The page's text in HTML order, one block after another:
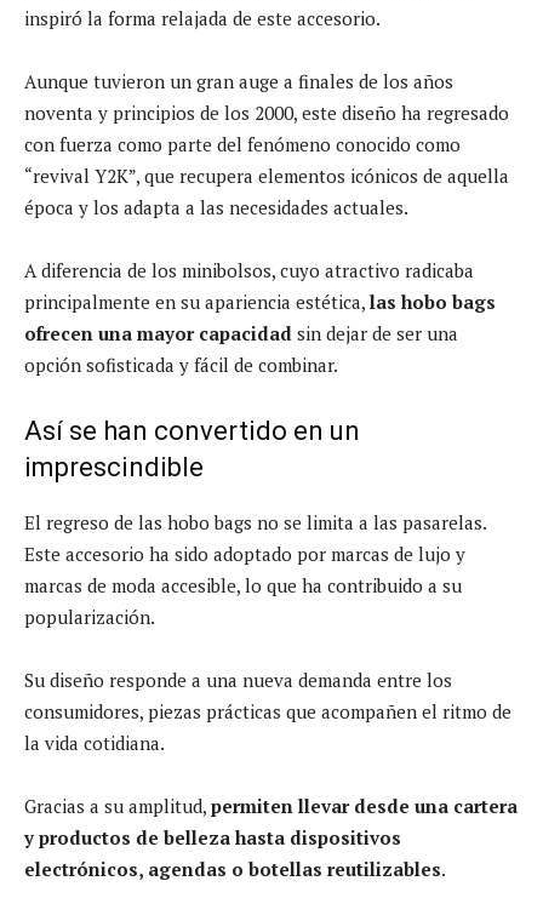
inspiró la forma relajada de este accesorio.
Aunque tuvieron un gran auge a finales de los años
noventa y principios de los 2000, este diseño ha regresado
con fuerza como parte del fenómeno conocido como
“revival Y2K”, que recupera elementos icónicos de aquella
época y los adapta a las necesidades actuales.
A diferencia de los minibolsos, cuyo atractivo radicaba
principalmente en su apariencia estética, las hobo bags
ofrecen una mayor capacidad sin dejar de ser una
opción sofisticada y fácil de combinar.
Así se han convertido en un
imprescindible
El regreso de las hobo bags no se limita a las pasarelas.
Este accesorio ha sido adoptado por marcas de lujo y
marcas de moda accesible, lo que ha contribuido a su
popularización.
Su diseño responde a una nueva demanda entre los
consumidores, piezas prácticas que acompañen el ritmo de
la vida cotidiana.
Gracias a su amplitud, permiten llevar desde una cartera
y productos de belleza hasta dispositivos
electrónicos, agendas o botellas reutilizables.